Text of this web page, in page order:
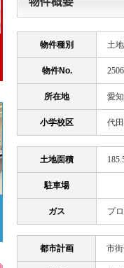
物件種別 土地
物件No.
所在地 愛
小学校区 代
土地面積
駐車場
ガス プ
都市計画 市